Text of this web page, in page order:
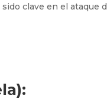
clave en el ataque